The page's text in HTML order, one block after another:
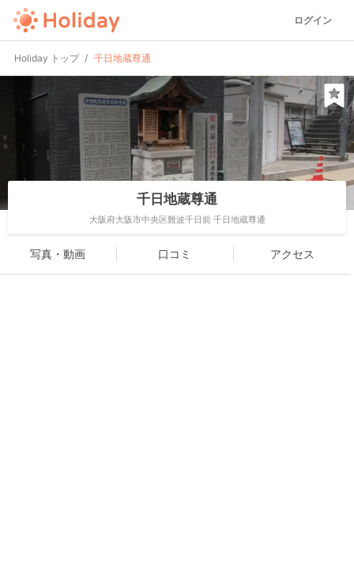
ログイン
Holiday トップ 千日地蔵尊通
千日地蔵尊通
大阪府大阪市中央区難波千日前 千日地蔵尊通
写真・動画 口コミ アクセス